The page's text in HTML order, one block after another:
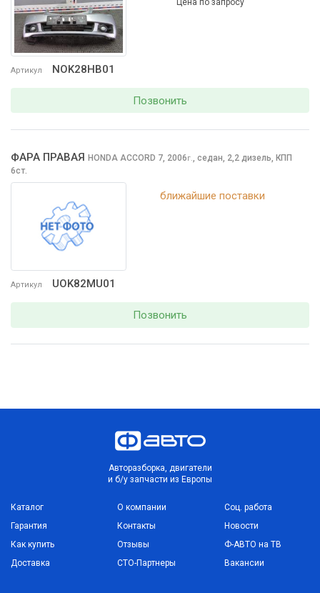
Артикул NOK28HB01
Цена по запросу
Позвонить
Артикул UOK82MU01
ФАРА ПРАВАЯ HONDA ACCORD 7, 2006г., седан, 2,2 дизель, КПП
6ст.
ближайшие поставки
Позвонить
Авторазборка, двигатели
и б/у запчасти из Европы
Каталог
Гарантия
Как купить
Доставка
О компании
Контакты
Отзывы
СТО-Партнеры
Соц. работа
Новости
Ф-АВТО на ТВ
Вакансии